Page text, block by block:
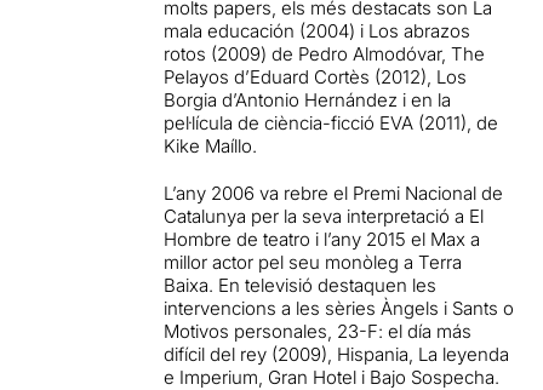
molts papers, els més destacats son La
mala educación (2004) i Los abrazos
rotos (2009) de Pedro Almodóvar, The
Pelayos d’Eduard Cortès (2012), Los
Borgia d’Antonio Hernández i en la
pel·lícula de ciència-ficció EVA (2011), de
Kike Maíllo.
L’any 2006 va rebre el Premi Nacional de
Catalunya per la seva interpretació a El
Hombre de teatro i l’any 2015 el Max a
millor actor pel seu monòleg a Terra
Baixa. En televisió destaquen les
intervencions a les sèries Àngels i Sants o
Motivos personales, 23-F: el día más
difícil del rey (2009), Hispania, La leyenda
e Imperium, Gran Hotel i Bajo Sospecha.